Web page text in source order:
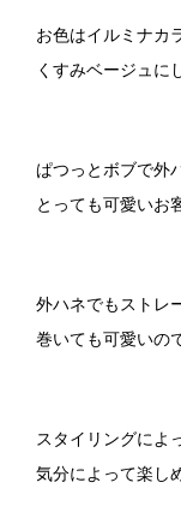
お色はイルミナカ
くすみベージュに
ぱつっとボブで外
とっても可愛いお
外ハネでもストレ
巻いても可愛いの
スタイリングによ
気分によって楽し